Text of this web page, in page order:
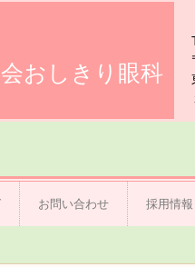
おしきり眼科
お問い合わせ 採用情報